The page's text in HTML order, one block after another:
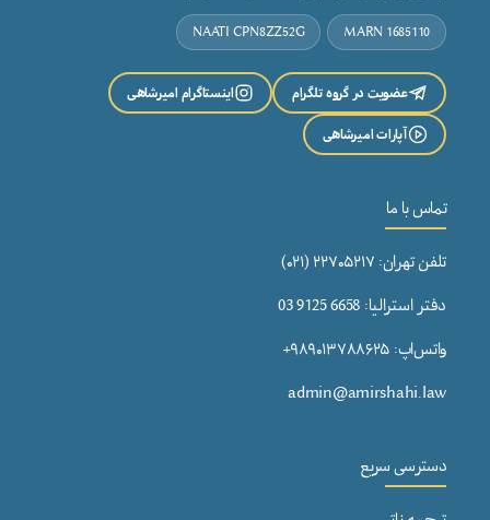
MARN 1685110
NAATI CPN8ZZ52G
عضویت در گروه تلگرام اینستاگرام امیرشاهی
آپارات امیرشاهی
تماس با ما
تلفن تهران: ۲۲۷۰۵۲۱۷ (۰۲۱)
دفتر استرالیا: 6658 9125 03
واتس‌اپ: ۹۸۹۰۱۳۷۸۸۶۲۵+
admin@amirshahi.law
دسترسی سریع